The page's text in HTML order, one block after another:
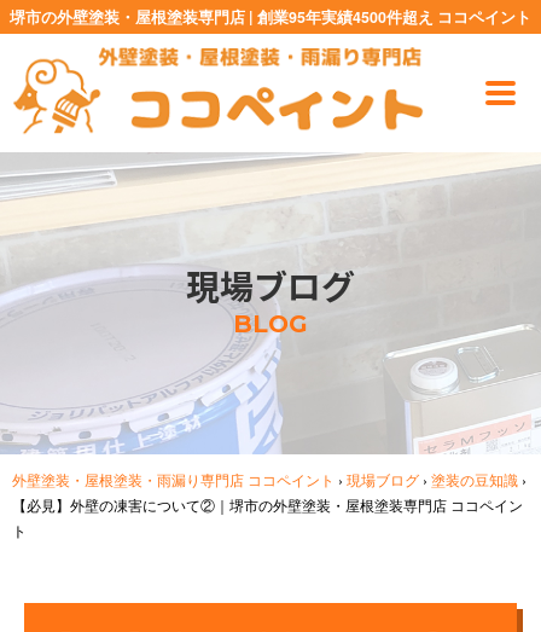
堺市の外壁塗装・屋根塗装専門店 | 創業95年実績4500件超え ココペイント
現場ブログ
BLOG
外壁塗装・屋根塗装・雨漏り専門店 ココペイント › 現場ブログ › 塗装の豆知識 ›
【必見】外壁の凍害について②｜堺市の外壁塗装・屋根塗装専門店 ココペイン
ト